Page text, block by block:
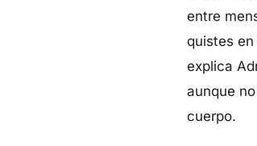
entre
quistes
explica
aunque
cuerpo.